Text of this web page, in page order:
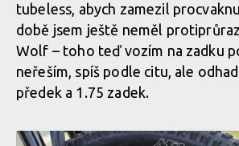
tubeless, abych zamezil
době jsem ještě neměl
Wolf – toho teď vozím na zadku
neřeším, spíš podle citu, ale
předek a 1.75 zadek.